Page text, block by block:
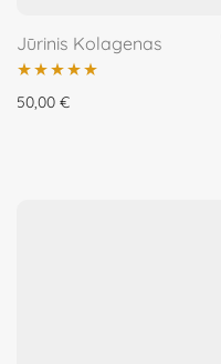
Jūrinis Kolagenas
Įvertinimas:
50,00 €